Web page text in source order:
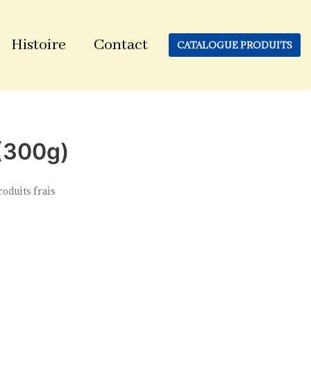
Histoire Contact CATALOGUE PRODUITS
frais